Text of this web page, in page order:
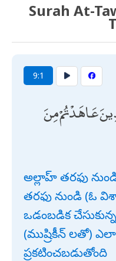
Surah At-
9:1
عَاهَدْتُمْ مِنَ
అల్లాహ్ తరఫు
తరఫు నుండి (ఓ
ఒడంబడిక
(ముష్రికీన్ లతో)
ప్రకటించబడుతోంది